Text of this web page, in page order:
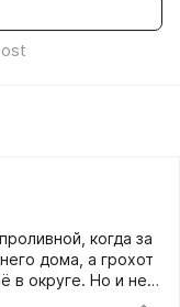
когда за
дома, а грохот
в округе. Но и не